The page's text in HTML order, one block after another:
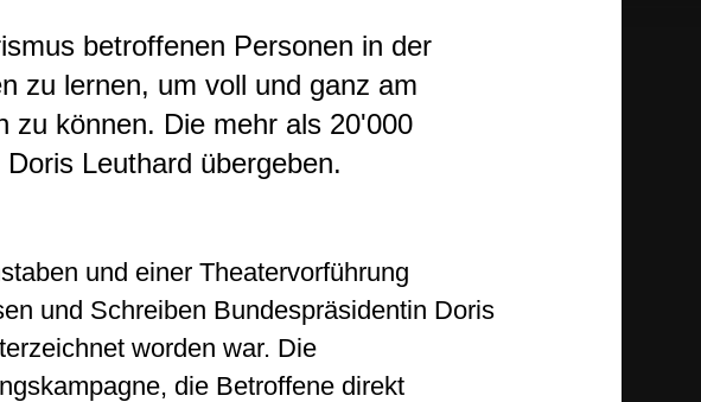
betroffenen Personen in der
zu lernen, um voll und ganz am
zu können. Die mehr als 20'000
Leuthard übergeben.
und einer Theatervorführung
und Schreiben Bundespräsidentin Doris
worden war. Die
die Betroffene direkt